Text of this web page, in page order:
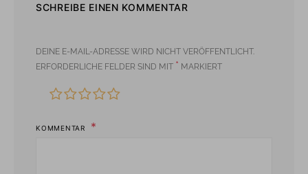
SCHREIBE EINEN KOMMENTAR
DEINE E-MAIL-ADRESSE WIRD NICHT VERÖFFENTLICHT.
ERFORDERLICHE FELDER SIND MIT * MARKIERT
KOMMENTAR